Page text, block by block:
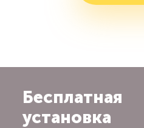
Бесплатная
установка